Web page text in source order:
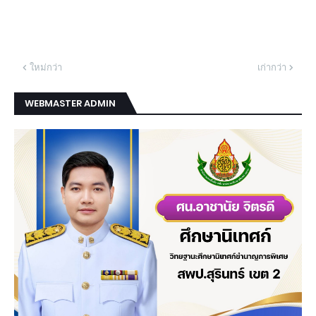
ใหม่กว่า เก่ากว่า
WEBMASTER ADMIN